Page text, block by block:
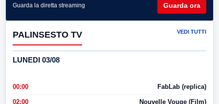
Guarda la diretta streaming Guarda ora
PALINSESTO TV VEDI TUTTI
LUNEDI 03/08
00:00 FabLab (replica)
02:00 Nouvelle Vouge (Film)